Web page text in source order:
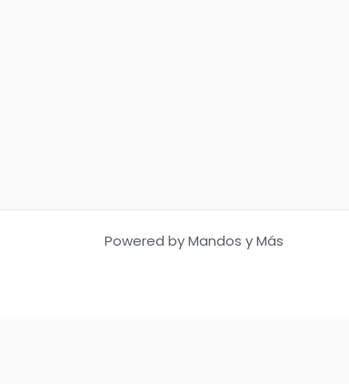
Powered by Mandos y Más